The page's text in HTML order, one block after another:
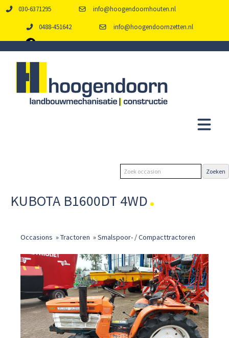
030-6371295 info@hoogendoornhouten.nl
0488-451642 info@hoogendoornzetten.nl
KUBOTA B1600DT 4WD
Occasions »Tractoren »Smalspoor- / Compacttractoren